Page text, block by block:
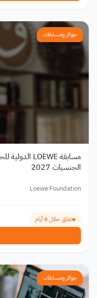
جوائز ومسابقات
الجنسيات 2027
Loewe Foundation
تغلق خلال 8 أيام
جوائز ومسابقات